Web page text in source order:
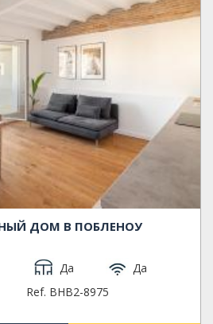
ДОМ В ПОБЛЕНОУ
Да
Да
Ref. BHB2-8975